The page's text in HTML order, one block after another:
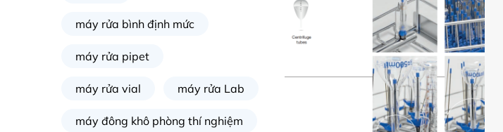
máy rửa bình định mức
máy rửa pipet
máy rửa vial máy rửa Lab
máy đông khô phòng thí nghiệm